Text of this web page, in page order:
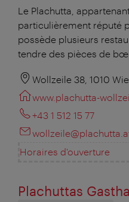
Le Plachutta,
particulièrement réputé
possède plusieurs
tendre des pièces de
Wollzeile 38, 1010
www.plachutta-
+43 1 512 15 77
Horaires d'ouverture
Plachuttas